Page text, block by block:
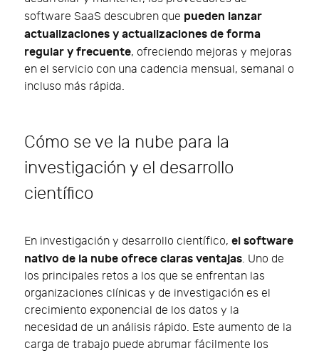
software SaaS descubren que pueden lanzar
actualizaciones y actualizaciones de forma
regular y frecuente, ofreciendo mejoras y mejoras
en el servicio con una cadencia mensual, semanal o
incluso más rápida.
Cómo se ve la nube para la
investigación y el desarrollo
científico
En investigación y desarrollo científico, el software
nativo de la nube ofrece claras ventajas. Uno de
los principales retos a los que se enfrentan las
organizaciones clínicas y de investigación es el
crecimiento exponencial de los datos y la
necesidad de un análisis rápido. Este aumento de la
carga de trabajo puede abrumar fácilmente los